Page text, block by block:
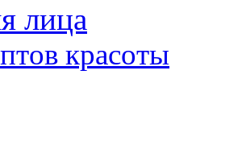
лица
красоты